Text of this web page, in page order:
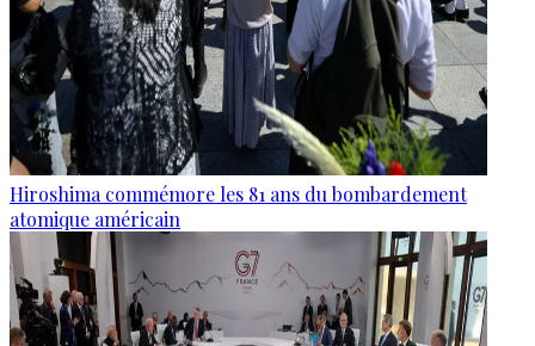
Hiroshima commémore les 81 ans du bombardement
atomique américain